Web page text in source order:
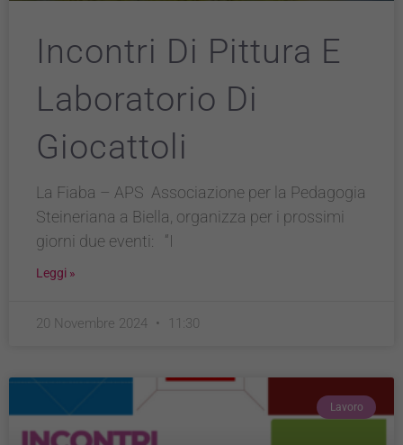
Incontri Di Pittura E
Laboratorio Di
Giocattoli
La Fiaba – APS Associazione per la Pedagogia
Steineriana a Biella, organizza per i prossimi
giorni due eventi: “I
Leggi »
20 Novembre 2024 11:30
Lavoro
essere
Questi cookie